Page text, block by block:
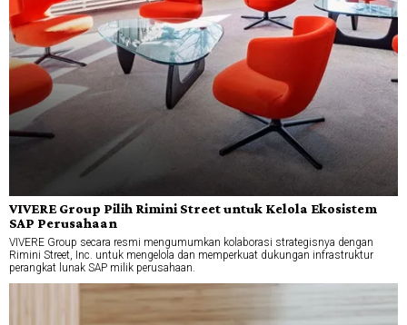
VIVERE Group Pilih Rimini Street untuk Kelola Ekosistem
SAP Perusahaan
VIVERE Group secara resmi mengumumkan kolaborasi strategisnya dengan
Rimini Street, Inc. untuk mengelola dan memperkuat dukungan infrastruktur
perangkat lunak SAP milik perusahaan.